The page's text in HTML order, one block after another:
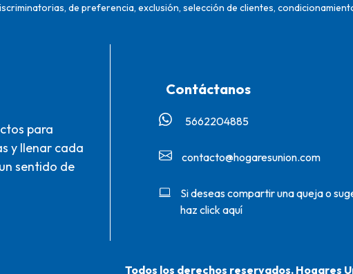
de preferencia, exclusión, selección de clientes,
para
y llenar cada
sentido de
Contáctanos
5662204885‬
contacto@hogaresunion.com
Si deseas compartir una queja o
haz click aquí
Todos los derechos reservados. Hogares